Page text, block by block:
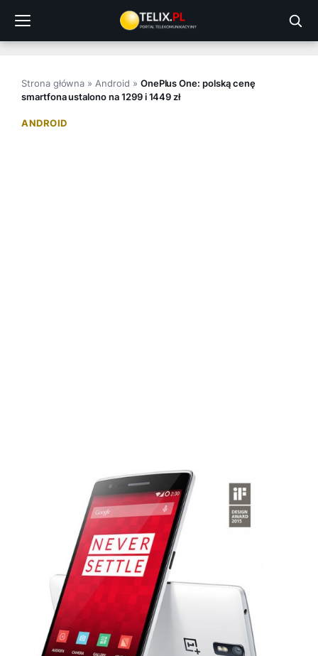
treści
Strona główna » Android » OnePlus One: polską cenę
smartfona ustalono na 1299 i 1449 zł
ANDROID